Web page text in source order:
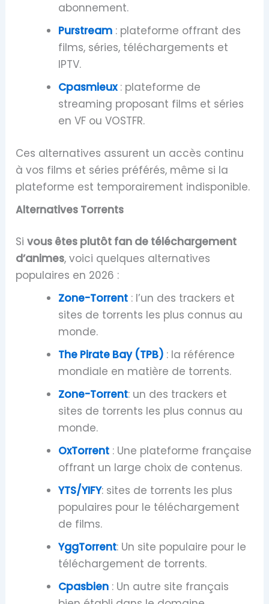
abonnement.
Purstream : plateforme offrant des
films, séries, téléchargements et
IPTV.
Cpasmieux : plateforme de
streaming proposant films et séries
en VF ou VOSTFR.
Ces alternatives assurent un accès continu
à vos films et séries préférés, même si la
plateforme est temporairement indisponible.
Alternatives Torrents
Sivous êtes plutôt fan de téléchargement
d’animes, voici quelques alternatives
populaires en 2026 :
Zone-Torrent : l’un des trackers et
sites de torrents les plus connus au
monde.
The Pirate Bay (TPB) : la référence
mondiale en matière de torrents.
Zone-Torrent: un des trackers et
sites de torrents les plus connus au
monde.
OxTorrent : Une plateforme française
offrant un large choix de contenus.
YTS/YIFY: sites de torrents les plus
populaires pour le téléchargement
de films.
YggTorrent: Un site populaire pour le
téléchargement de torrents.
Cpasbien : Un autre site français